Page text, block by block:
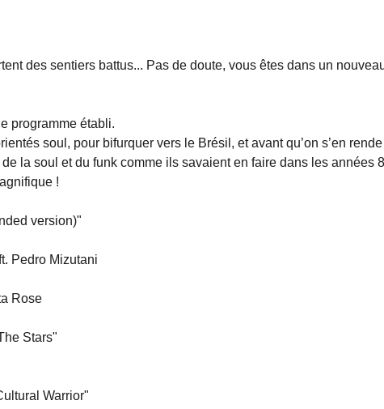
des sentiers battus... Pas de doute, vous êtes dans un
programme établi.
soul, pour bifurquer vers le Brésil, et avant qu’on s’en
la soul et du funk comme ils savaient en faire dans les années
!
version)"
Pedro Mizutani
Rose
Stars"
Warrior"